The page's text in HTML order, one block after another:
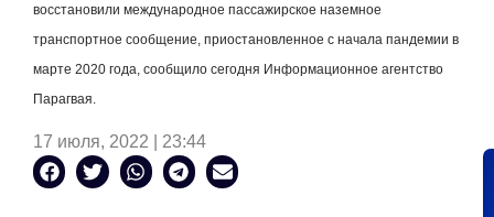
восстановили международное пассажирское наземное
транспортное сообщение, приостановленное с начала пандемии в
марте 2020 года, сообщило сегодня Информационное агентство
Парагвая.
17 июля, 2022 | 23:44